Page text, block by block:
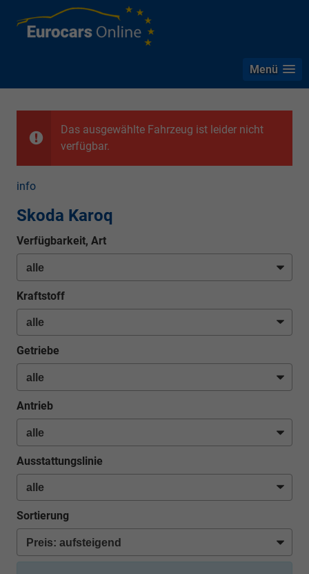
Menü
Das ausgewählte Fahrzeug ist leider nicht
verfügbar.
info
Skoda Karoq
Verfügbarkeit, Art
Kraftstoff
Getriebe
Antrieb
Ausstattungslinie
Sortierung